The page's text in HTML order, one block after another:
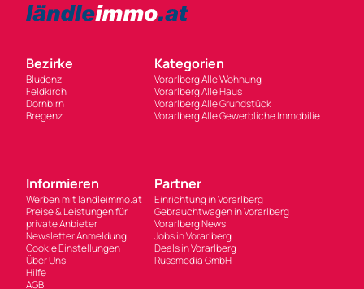
Bezirke
Bludenz
Feldkirch
Dornbirn
Bregenz
Kategorien
Vorarlberg Alle Wohnung
Vorarlberg Alle Haus
Vorarlberg Alle Grundstück
Vorarlberg Alle Gewerbliche Immobilie
Informieren
Werben mit ländleimmo.at
Preise & Leistungen für
private Anbieter
Newsletter Anmeldung
Cookie Einstellungen
Über Uns
Hilfe
AGB
Partner
Einrichtung in Vorarlberg
Gebrauchtwagen in Vorarlberg
Vorarlberg News
Jobs in Vorarlberg
Deals in Vorarlberg
Russmedia GmbH